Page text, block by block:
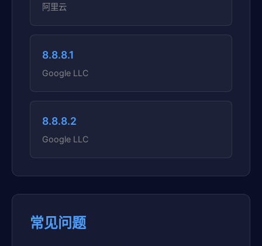
阿里云
8.8.8.1
Google LLC
8.8.8.2
Google LLC
常见问题